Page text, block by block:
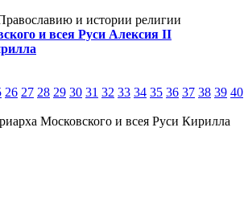
и истории религии
и всея Руси Алексия II
26 27 28 29 30 31 32 33 34 35 36 37 38 39 40
Московского и всея Руси Кирилла